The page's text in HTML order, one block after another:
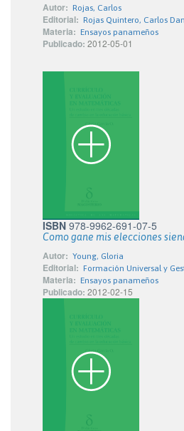
Autor: Rojas, Carlos
Editorial: Rojas Quintero, Carlos
Materia: Ensayos panameños
Publicado: 2012-05-01
ISBN 978-9962-691-07-5
Como gane mis elecciones
Autor: Young, Gloria
Editorial: Formación Universal y
Materia: Ensayos panameños
Publicado: 2012-02-15